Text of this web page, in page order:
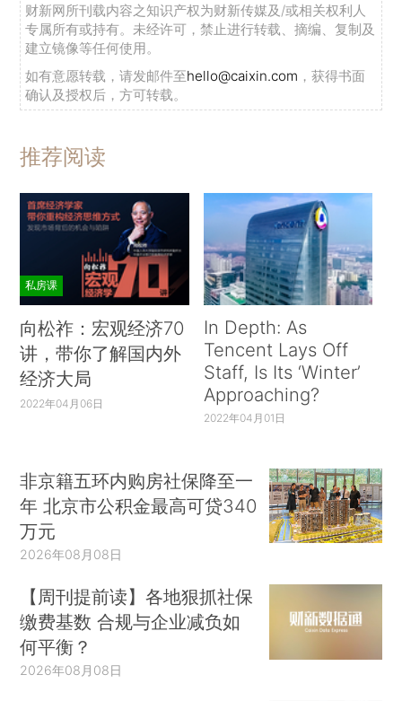
财新网所刊载内容之知识产权为财新传媒及/或相关权利人
专属所有或持有。未经许可，禁止进行转载、摘编、复制及
建立镜像等任何使用。
如有意愿转载，请发邮件至hello@caixin.com ，获得书面
确认及授权后，方可转载。
推荐阅读
私房课
向松祚：宏观经济70
讲，带你了解国内外
经济大局
2022年04月06日
In Depth: As
Tencent Lays Off
Staff, Is Its ‘Winter’
Approaching?
2022年04月01日
非京籍五环内购房社保降至一
年 北京市公积金最高可贷340
万元
2026年08月08日
【周刊提前读】各地狠抓社保
缴费基数 合规与企业减负如
何平衡？
2026年08月08日